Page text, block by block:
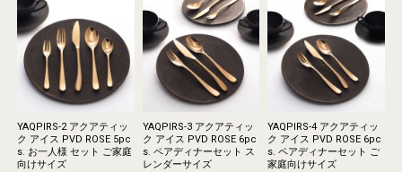
YAQPIRS-2 アクアティッ
ク アイス PVD ROSE 5pc
s. お一人様 セット ご家庭
向けサイズ
YAQPIRS-3 アクアティッ
ク アイス PVD ROSE 6pc
s. ペアディナーセット ス
レンダーサイズ
YAQPIRS-4 アクアティッ
ク アイス PVD ROSE 6pc
s. ペアディナーセット ご
家庭向けサイズ